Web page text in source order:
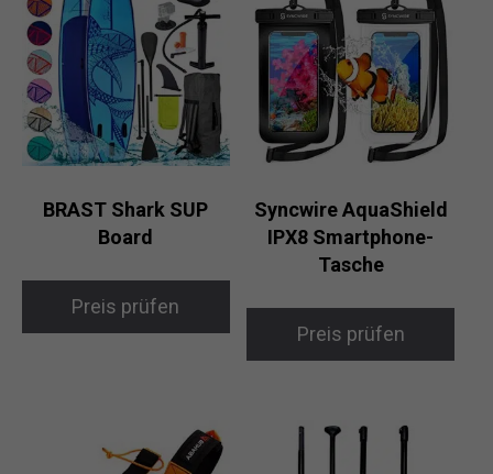
BRAST Shark SUP
Board
Preis prüfen
Syncwire AquaShield
IPX8 Smartphone-
Tasche
Preis prüfen